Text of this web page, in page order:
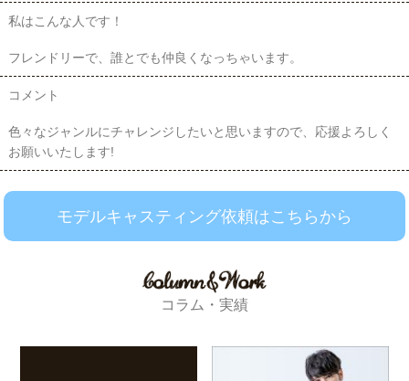
私はこんな人です！
フレンドリーで、誰とでも仲良くなっちゃいます。
コメント
色々なジャンルにチャレンジしたいと思いますので、応援よろしく
お願いいたします!
モデルキャスティング依頼はこちらから
コラム・実績